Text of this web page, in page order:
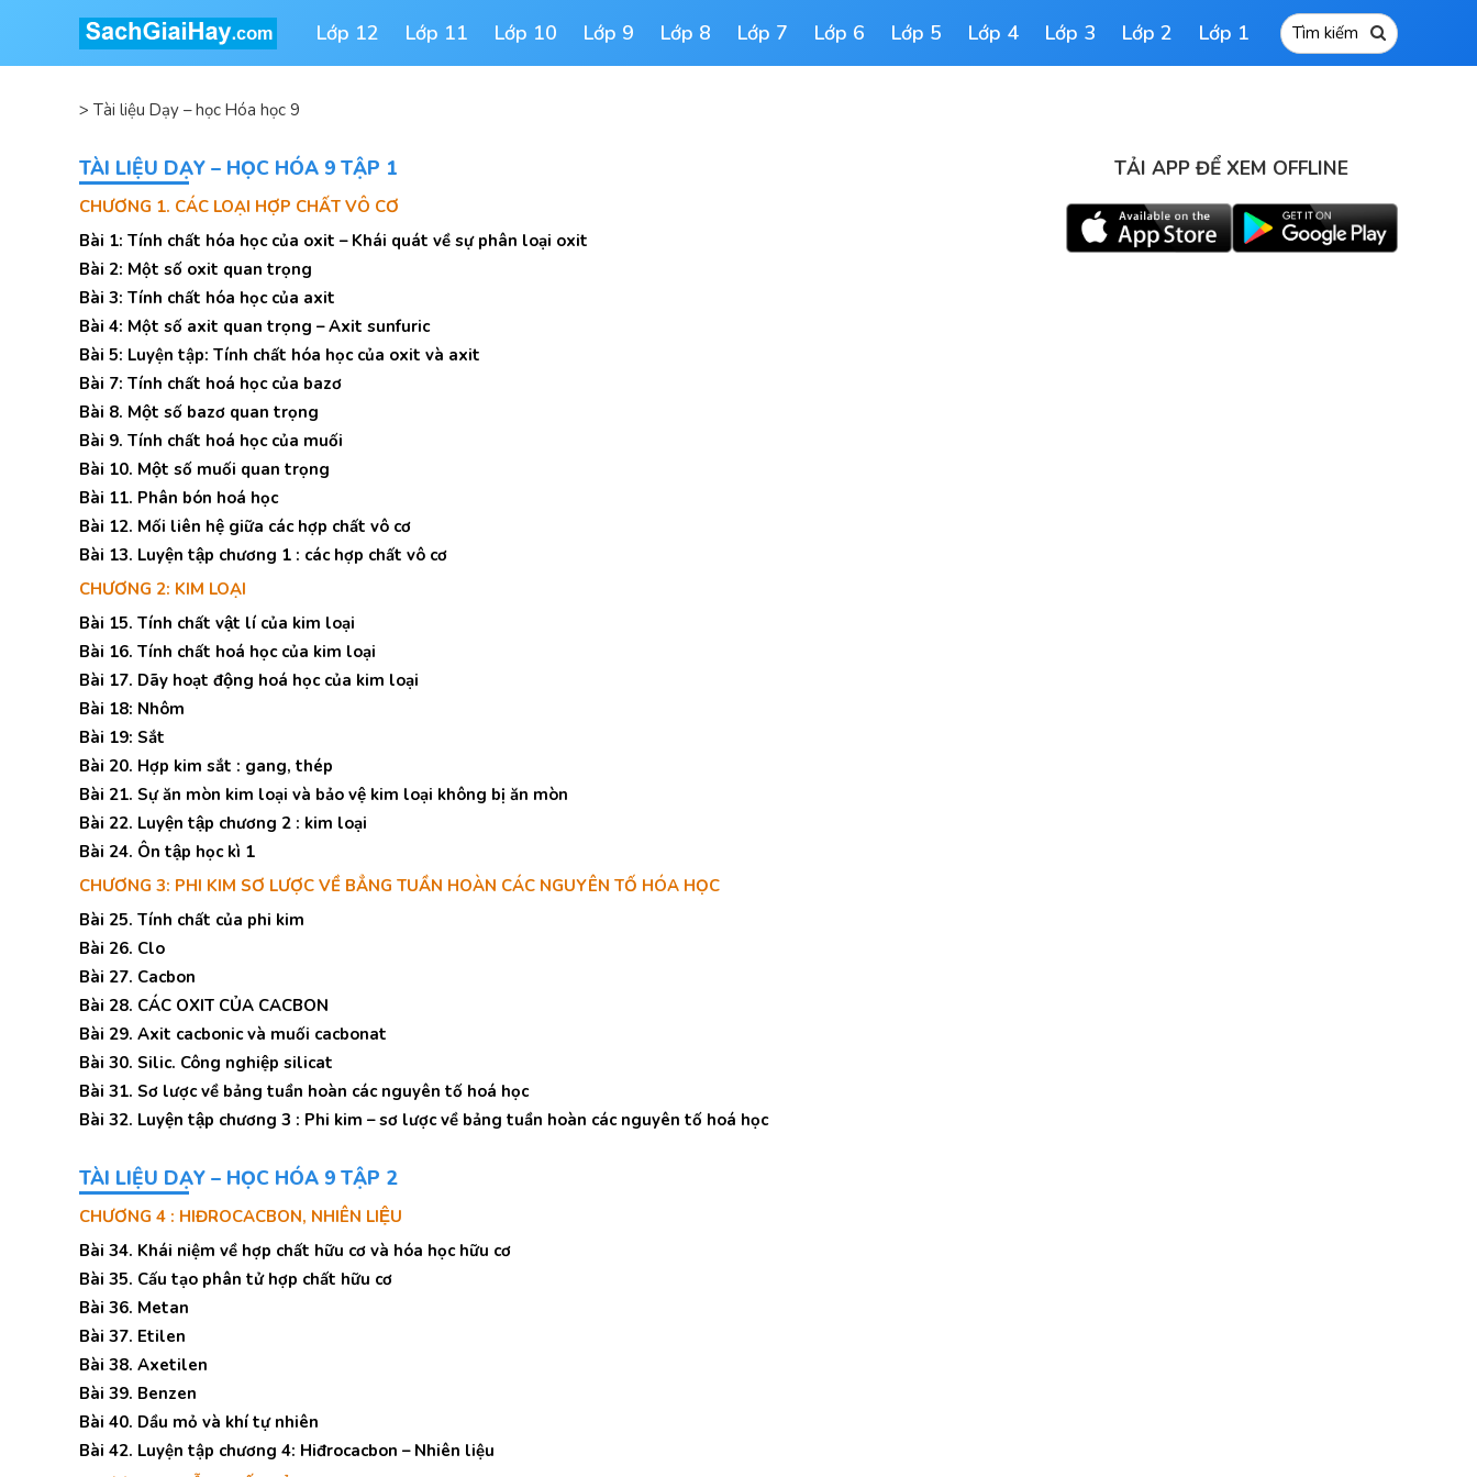
Lớp 12 Lớp 11 Lớp 10 Lớp 9 Lớp 8 Lớp 7 Lớp 6 Lớp 5 Lớp 4 Lớp 3 Lớp 2 Lớp 1
> Tài liệu Dạy – học Hóa học 9
TÀI LIỆU DẠY – HỌC HÓA 9 TẬP 1
CHƯƠNG 1. CÁC LOẠI HỢP CHẤT VÔ CƠ
Bài 1: Tính chất hóa học của oxit – Khái quát về sự phân loại oxit
Bài 2: Một số oxit quan trọng
Bài 3: Tính chất hóa học của axit
Bài 4: Một số axit quan trọng – Axit sunfuric
Bài 5: Luyện tập: Tính chất hóa học của oxit và axit
Bài 7: Tính chất hoá học của bazơ
Bài 8. Một số bazơ quan trọng
Bài 9. Tính chất hoá học của muối
Bài 10. Một số muối quan trọng
Bài 11. Phân bón hoá học
Bài 12. Mối liên hệ giữa các hợp chất vô cơ
Bài 13. Luyện tập chương 1 : các hợp chất vô cơ
CHƯƠNG 2: KIM LOẠI
Bài 15. Tính chất vật lí của kim loại
Bài 16. Tính chất hoá học của kim loại
Bài 17. Dãy hoạt động hoá học của kim loại
Bài 18: Nhôm
Bài 19: Sắt
Bài 20. Hợp kim sắt : gang, thép
Bài 21. Sự ăn mòn kim loại và bảo vệ kim loại không bị ăn mòn
Bài 22. Luyện tập chương 2 : kim loại
Bài 24. Ôn tập học kì 1
CHƯƠNG 3: PHI KIM SƠ LƯỢC VỀ BẲNG TUẦN HOÀN CÁC NGUYÊN TỐ HÓA HỌC
Bài 25. Tính chất của phi kim
Bài 26. Clo
Bài 27. Cacbon
Bài 28. CÁC OXIT CỦA CACBON
Bài 29. Axit cacbonic và muối cacbonat
Bài 30. Silic. Công nghiệp silicat
Bài 31. Sơ lược về bảng tuần hoàn các nguyên tố hoá học
Bài 32. Luyện tập chương 3 : Phi kim – sơ lược về bảng tuần hoàn các nguyên tố hoá học
TÀI LIỆU DẠY – HỌC HÓA 9 TẬP 2
CHƯƠNG 4 : HIĐROCACBON, NHIÊN LIỆU
Bài 34. Khái niệm về hợp chất hữu cơ và hóa học hữu cơ
Bài 35. Cấu tạo phân tử hợp chất hữu cơ
Bài 36. Metan
Bài 37. Etilen
Bài 38. Axetilen
Bài 39. Benzen
Bài 40. Dầu mỏ và khí tự nhiên
Bài 42. Luyện tập chương 4: Hiđrocacbon – Nhiên liệu
TẢI APP ĐỂ XEM OFFLINE